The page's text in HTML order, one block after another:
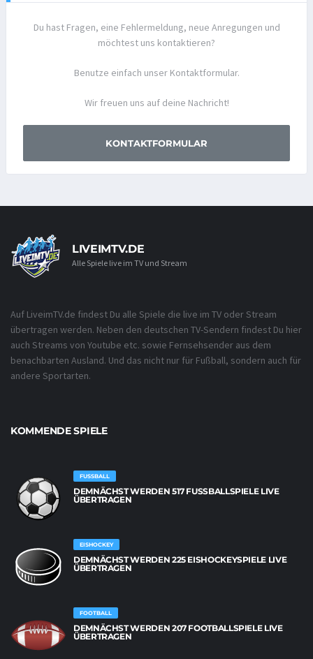
Du hast Fragen, eine Fehlermeldung, neue Anregungen und
möchtest uns kontaktieren?
Benutze einfach unser Kontaktformular.
Wir freuen uns auf deine Nachricht!
KONTAKTFORMULAR
LIVEIMTV.DE
Alle Spiele live im TV und Stream
Auf LiveimTV.de findest Du alle Spiele die live im TV oder Stream
übertragen werden. Neben den deutschen TV-Sendern findest Du hier
auch Streams von Youtube etc. sowie Fernsehsender aus dem
benachbarten Ausland. Und das nicht nur für Fußball, sondern auch für
andere Sportarten.
KOMMENDE SPIELE
FUSSBALL
DEMNÄCHST WERDEN 517 FUSSBALLSPIELE LIVE Ü
BERTRAGEN
EISHOCKEY
DEMNÄCHST WERDEN 225 EISHOCKEYSPIELE LIVE
ÜBERTRAGEN
FOOTBALL
DEMNÄCHST WERDEN 207 FOOTBALLSPIELE LIVE
ÜBERTRAGEN